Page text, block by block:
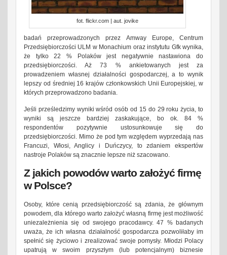
fot. flickr.com | aut. jovike
badań przeprowadzonych przez Amway Europe, Centrum
Przedsiębiorczości ULM w Monachium oraz instytutu Gfk wynika,
że tylko 22 % Polaków jest negatywnie nastawiona do
przedsiębiorczości. Aż 73 % ankietowanych jest za
prowadzeniem własnej działalności gospodarczej, a to wynik
lepszy od średniej 16 krajów członkowskich Unii Europejskiej, w
których przeprowadzono badania.
Jeśli prześledzimy wyniki wśród osób od 15 do 29 roku życia, to
wyniki są jeszcze bardziej zaskakujące, bo ok. 84 %
respondentów pozytywnie ustosunkowuje się do
przedsiębiorczości. Mimo że pod tym względem wyprzedają nas
Francuzi, Włosi, Anglicy i Duńczycy, to zdaniem ekspertów
nastroje Polaków są znacznie lepsze niż szacowano.
Z jakich powodów warto założyć firmę
w Polsce?
Osoby, które cenią przedsiębiorczość są zdania, że głównym
powodem, dla którego warto założyć własną firmę jest możliwość
uniezależnienia się od swojego pracodawcy. 47 % badanych
uważa, że ich własna działalność gospodarcza pozwoliłaby im
spełnić się życiowo i zrealizować swoje pomysły. Młodzi Polacy
upatrują w swoim przyszłym (lub potencjalnym) biznesie